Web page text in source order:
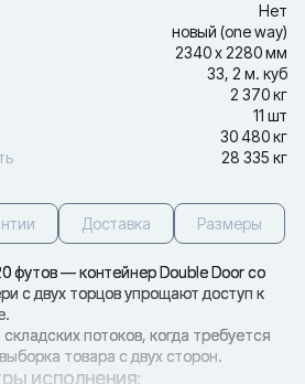
Нет
новый (one way)
2340 х 2280 мм
33, 2 м. куб
2 370 кг
11 шт
30 480 кг
28 335 кг
Доставка Размеры
футов — контейнер Double Door со
с двух торцов упрощают доступ к
потоков, когда требуется
товара с двух сторон.
исполнения: